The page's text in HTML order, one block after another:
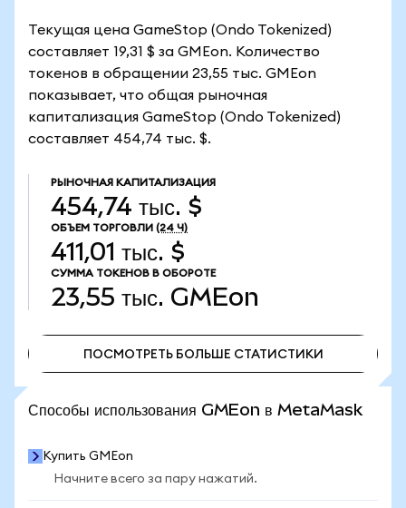
Текущая цена GameStop (Ondo Tokenized)
составляет 19,31 $ за GMEon. Количество
токенов в обращении 23,55 тыс. GMEon
показывает, что общая рыночная
капитализация GameStop (Ondo Tokenized)
составляет 454,74 тыс. $.
РЫНОЧНАЯ КАПИТАЛИЗАЦИЯ
454,74 тыс. $
ОБЪЕМ ТОРГОВЛИ (24 Ч)
411,01 тыс. $
СУММА ТОКЕНОВ В ОБОРОТЕ
23,55 тыс. GMEon
ПОСМОТРЕТЬ БОЛЬШЕ СТАТИСТИКИ
Способы использования GMEon в MetaMask
Купить GMEon
Начните всего за пару нажатий.